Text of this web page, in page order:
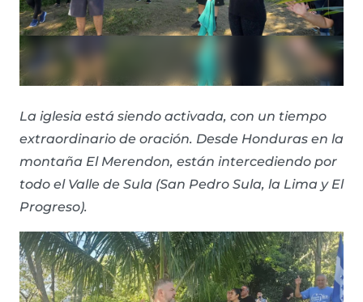
La iglesia está siendo activada, con un tiempo
extraordinario de oración. Desde Honduras en la
montaña El Merendon, están intercediendo por
todo el Valle de Sula (San Pedro Sula, la Lima y El
Progreso).